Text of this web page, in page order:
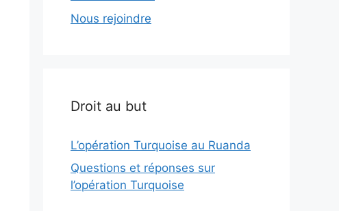
Nous rejoindre
Droit au but
L’opération Turquoise au Ruanda
Questions et réponses sur
l’opération Turquoise